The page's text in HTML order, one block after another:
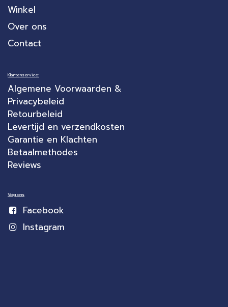
Winkel
Over ons
Contact
Klantenservice:
Algemene Voorwaarden &
Privacybeleid
Retourbeleid
Levertijd en verzendkosten
Garantie en Klachten
Betaalmethodes
Reviews
Volg ons
Facebook
Instagram